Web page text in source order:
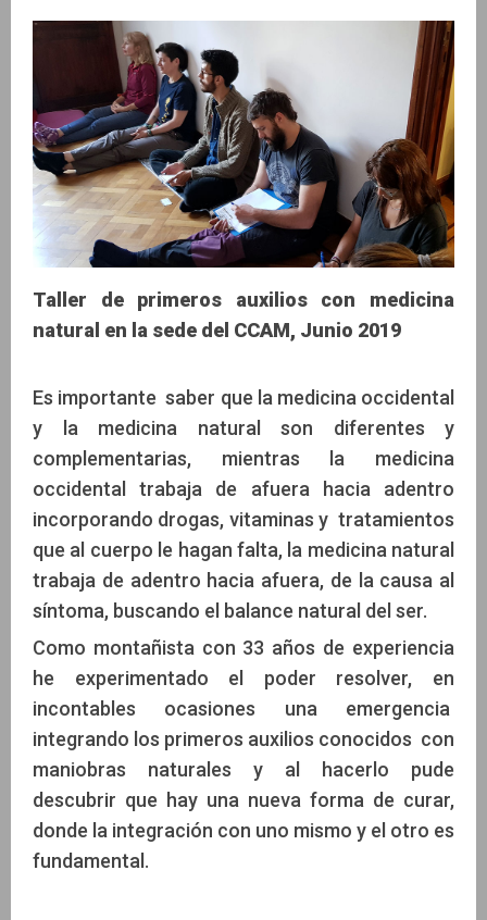
Taller de primeros auxilios con medicina
natural en la sede del CCAM, Junio 2019
Es importante saber que la medicina occidental
y la medicina natural son diferentes y
complementarias, mientras la medicina
occidental trabaja de afuera hacia adentro
incorporando drogas, vitaminas y tratamientos
que al cuerpo le hagan falta, la medicina natural
trabaja de adentro hacia afuera, de la causa al
síntoma, buscando el balance natural del ser.
Como montañista con 33 años de experiencia
he experimentado el poder resolver, en
incontables ocasiones una emergencia
integrando los primeros auxilios conocidos con
maniobras naturales y al hacerlo pude
descubrir que hay una nueva forma de curar,
donde la integración con uno mismo y el otro es
fundamental.